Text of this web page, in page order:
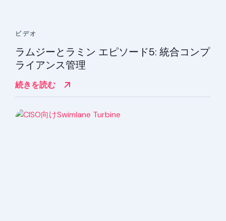
ビデオ
ラムジーとラミン エピソード5: 統合コンプ
ライアンス管理
続きを読む